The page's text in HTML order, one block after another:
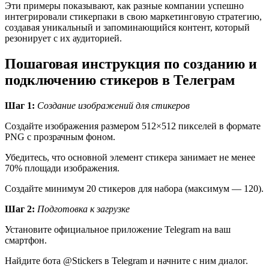
Эти примеры показывают, как разные компании успешно
интегрировали стикерпаки в свою маркетинговую стратегию,
создавая уникальный и запоминающийся контент, который
резонирует с их аудиторией.
Пошаговая инструкция по созданию и
подключению стикеров в Телеграм
Шаг 1: Создание изображений для стикеров
Создайте изображения размером 512×512 пикселей в формате
PNG с прозрачным фоном.
Убедитесь, что основной элемент стикера занимает не менее
70% площади изображения.
Создайте минимум 20 стикеров для набора (максимум — 120).
Шаг 2: Подготовка к загрузке
Установите официальное приложение Telegram на ваш
смартфон.
Найдите бота @Stickers в Telegram и начните с ним диалог.